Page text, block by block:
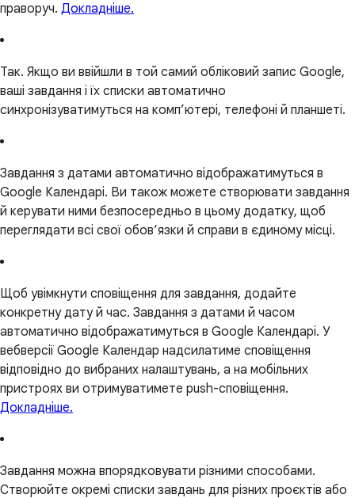
праворуч. Докладніше.
Так. Якщо ви ввійшли в той самий обліковий запис Google,
ваші завдання і їх списки автоматично
синхронізуватимуться на комп’ютері, телефоні й планшеті.
Завдання з датами автоматично відображатимуться в
Google Календарі. Ви також можете створювати завдання
й керувати ними безпосередньо в цьому додатку, щоб
переглядати всі свої обов’язки й справи в єдиному місці.
Щоб увімкнути сповіщення для завдання, додайте
конкретну дату й час. Завдання з датами й часом
автоматично відображатимуться в Google Календарі. У
вебверсії Google Календар надсилатиме сповіщення
відповідно до вибраних налаштувань, а на мобільних
пристроях ви отримуватимете push-сповіщення.
Докладніше.
Завдання можна впорядковувати різними способами.
Створюйте окремі списки завдань для різних проєктів або